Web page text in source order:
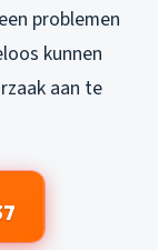
problemen
kunnen
aan te